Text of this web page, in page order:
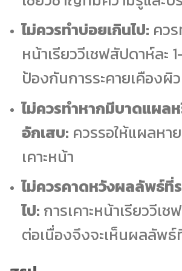
ไม่ควรทำบ่อยเกินไป: ควร
หน้าเรียววีเชฟสัปดาห์ละ
ป้องกันการระคายเคืองผิว
ไม่ควรทำหากมีบาดแผล
อักเสบ: ควรรอให้แผลหา
เคาะหน้า
ไม่ควรคาดหวังผลลัพธ์ที่ร
ไป: การเคาะหน้าเรียววีเ
ต่อเนื่องจึงจะเห็นผลลัพธ์